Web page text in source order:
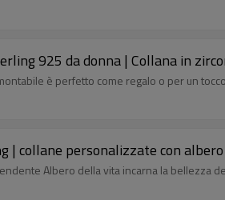
925 da donna | Collana in
è perfetto come regalo o per un
| collane personalizzate con
Albero della vita incarna la bellezza